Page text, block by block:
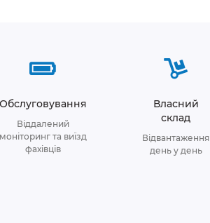
Віддалений
та виїзд
фахівців
Власний
склад
Відвантаження
день у день